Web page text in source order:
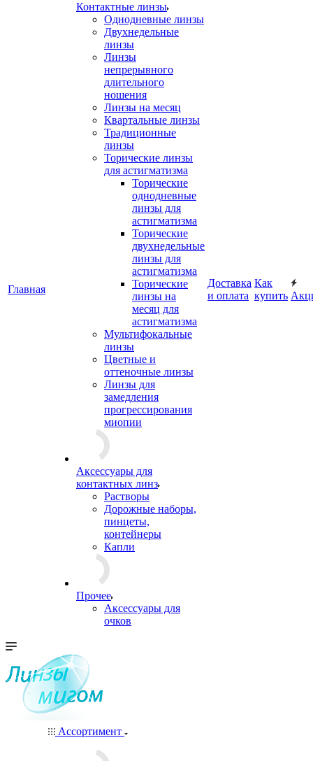
Главная
Контактные линзы
Однодневные линзы
Двухнедельные
линзы
Линзы
непрерывного
длительного
ношения
Линзы на месяц
Квартальные линзы
Традиционные
линзы
Торические линзы
для астигматизма
Торические
однодневные
линзы для
астигматизма
Торические
двухнедельные
линзы для
астигматизма
Торические
линзы на
месяц для
астигматизма
Мультифокальные
линзы
Цветные и
оттеночные линзы
Линзы для
замедления
прогрессирования
миопии
Аксессуары для
контактных линз
Растворы
Дорожные наборы,
пинцеты,
контейнеры
Капли
Прочее
Аксессуары для
очков
Доставка
и оплата
Как
купить
Ассортимент